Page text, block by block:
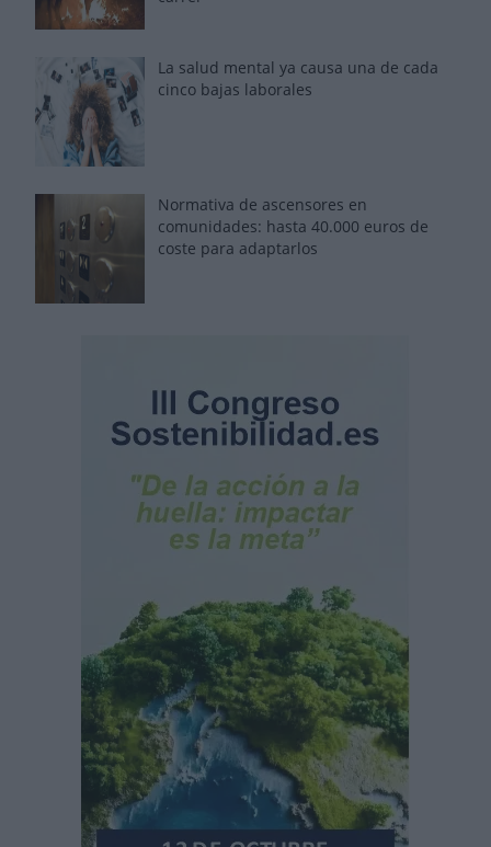
La salud mental ya causa una de cada
cinco bajas laborales
Normativa de ascensores en
comunidades: hasta 40.000 euros de
coste para adaptarlos